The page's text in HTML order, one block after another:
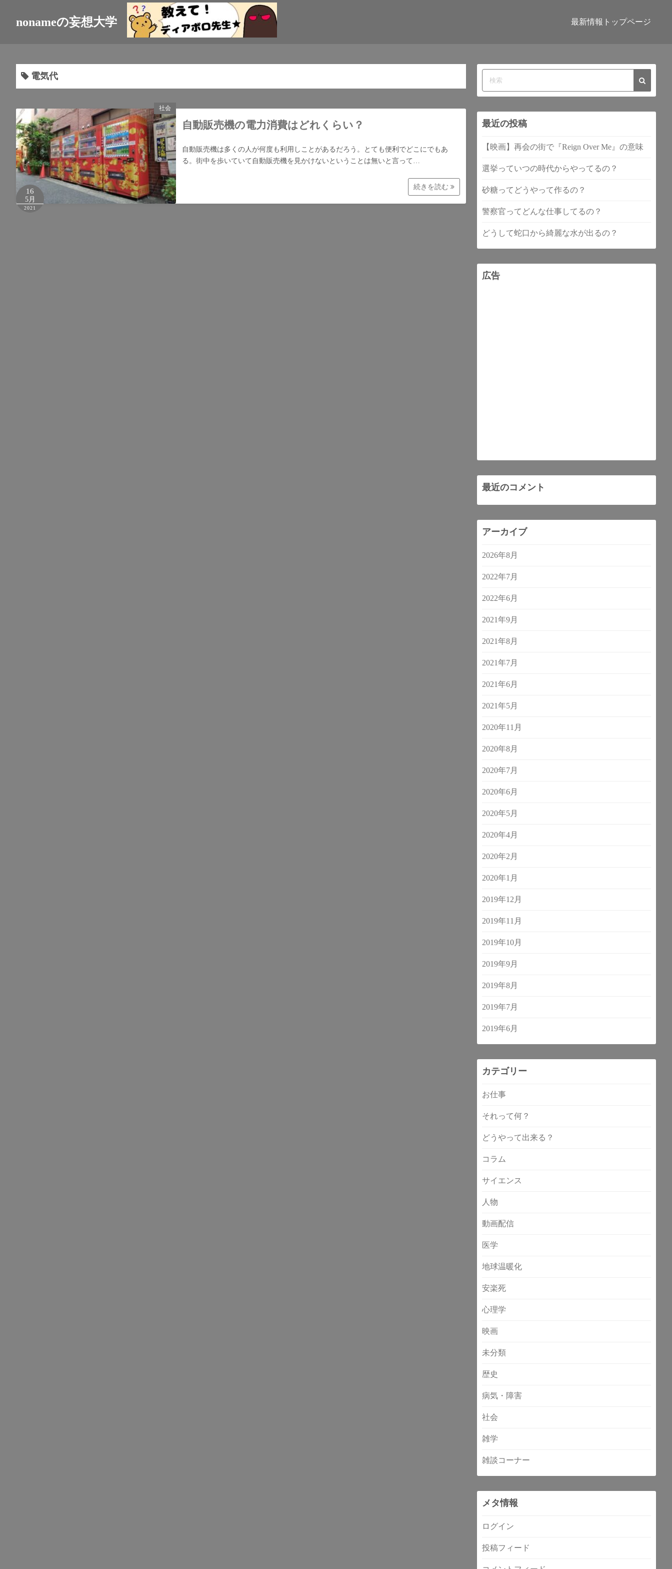
nonameの妄想大学 最新情報トップページ
電気代
社会
16
5月
2021
自動販売機の電力消費はどれくらい？
自動販売機は多くの人が何度も利用しことがあるだろう。とても便利でどこにでもあ
る。街中を歩いていて自動販売機を見かけないということは無いと言って…
続きを読む
最近の投稿
【映画】再会の街で『Reign Over Me』の意味
選挙っていつの時代からやってるの？
砂糖ってどうやって作るの？
警察官ってどんな仕事してるの？
どうして蛇口から綺麗な水が出るの？
広告
最近のコメント
アーカイブ
2026年8月
2022年7月
2022年6月
2021年9月
2021年8月
2021年7月
2021年6月
2021年5月
2020年11月
2020年8月
2020年7月
2020年6月
2020年5月
2020年4月
2020年2月
2020年1月
2019年12月
2019年11月
2019年10月
2019年9月
2019年8月
2019年7月
2019年6月
カテゴリー
お仕事
それって何？
どうやって出来る？
コラム
サイエンス
人物
動画配信
医学
地球温暖化
安楽死
心理学
映画
未分類
歴史
病気・障害
社会
雑学
雑談コーナー
メタ情報
ログイン
投稿フィード